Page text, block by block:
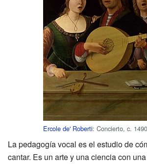
Ercole de' Roberti: Concierto, c.
La pedagogía vocal es el estudio de
cantar. Es un arte y una ciencia con